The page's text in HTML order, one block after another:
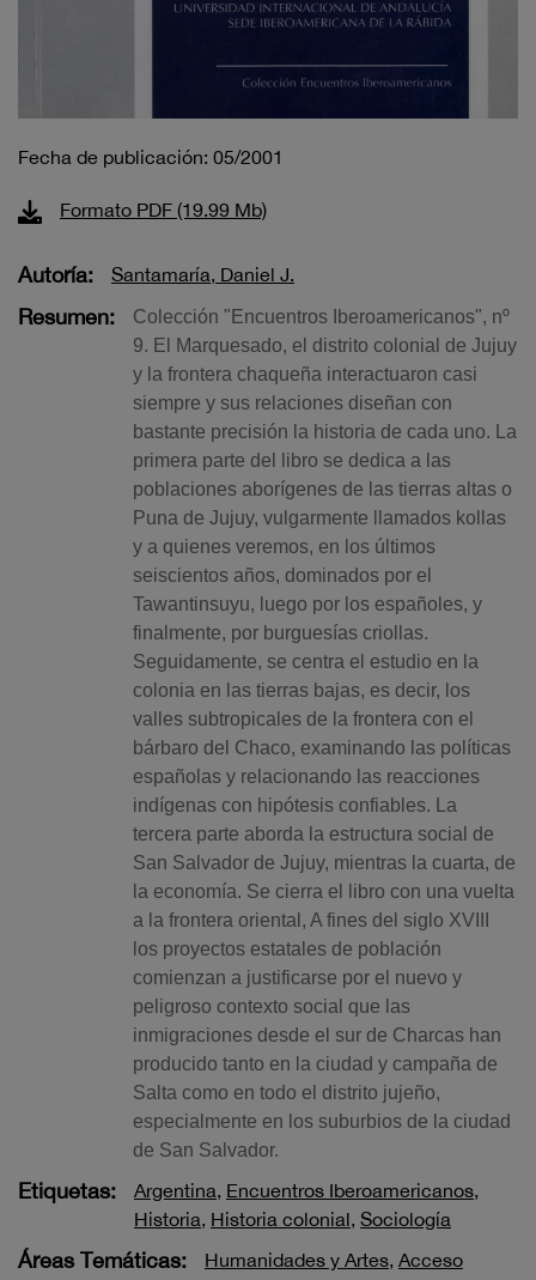
Fecha de publicación: 05/2001
Formato PDF (19.99 Mb)
Autoría: Santamaría, Daniel J.
Resumen:
Colección "Encuentros Iberoamericanos", nº
9. El Marquesado, el distrito colonial de Jujuy
y la frontera chaqueña interactuaron casi
siempre y sus relaciones diseñan con
bastante precisión la historia de cada uno. La
primera parte del libro se dedica a las
poblaciones aborígenes de las tierras altas o
Puna de Jujuy, vulgarmente llamados kollas
y a quienes veremos, en los últimos
seiscientos años, dominados por el
Tawantinsuyu, luego por los españoles, y
finalmente, por burguesías criollas.
Seguidamente, se centra el estudio en la
colonia en las tierras bajas, es decir, los
valles subtropicales de la frontera con el
bárbaro del Chaco, examinando las políticas
españolas y relacionando las reacciones
indígenas con hipótesis confiables. La
tercera parte aborda la estructura social de
San Salvador de Jujuy, mientras la cuarta, de
la economía. Se cierra el libro con una vuelta
a la frontera oriental, A fines del siglo XVIII
los proyectos estatales de población
comienzan a justificarse por el nuevo y
peligroso contexto social que las
inmigraciones desde el sur de Charcas han
producido tanto en la ciudad y campaña de
Salta como en todo el distrito jujeño,
especialmente en los suburbios de la ciudad
de San Salvador.
Etiquetas: Argentina, Encuentros Iberoamericanos,
Historia, Historia colonial, Sociología
Áreas Temáticas: Humanidades y Artes, Acceso